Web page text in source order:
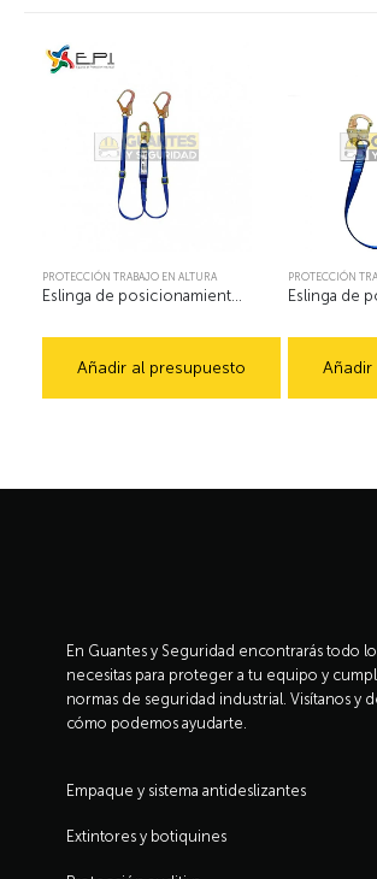
PROTECCIÓN TRABAJO EN ALTURA
Eslinga de posicionamiento en Y graduable
Añadir al presupuesto
PROTECCIÓN
Eslinga de
Añadir
En Guantes y Seguridad encontrarás todo
necesitas para proteger a tu equipo y
normas de seguridad industrial. Visítanos y
cómo podemos ayudarte.
Empaque y sistema antideslizantes
Extintores y botiquines